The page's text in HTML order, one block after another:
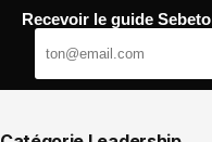
Passer
contenu
Recevoir le guide Sebeto